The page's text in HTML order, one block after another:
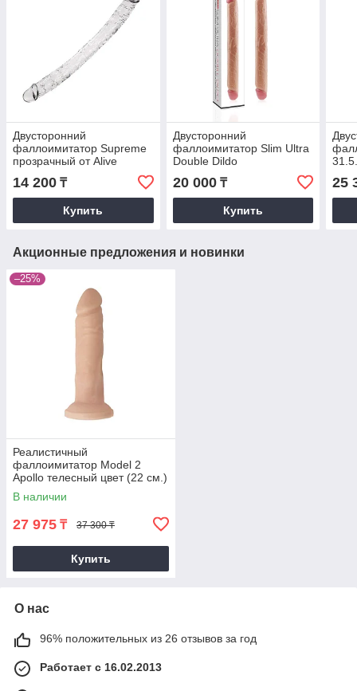
Двусторонний
фаллоимитатор Supreme
прозрачный от Alive
(38,5*3,9 см.)
14 200 ₸
Купить
Двусторонний
фаллоимитатор Slim Ultra
Double Dildo
20 000₸
Купить
25
Акционные предложения и новинки
–25%
Реалистичный
фаллоимитатор Model 2
Apollo телесный цвет (22 см.)
В наличии
27 975 ₸ 37 300 ₸
Купить
О нас
96% положительных из 26 отзывов за год
Работает с 16.02.2013